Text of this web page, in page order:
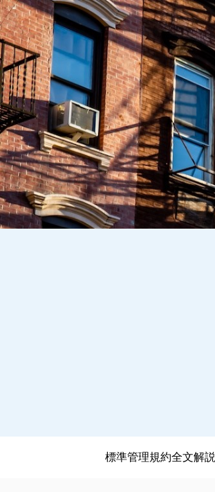
標準管理規約全文解説